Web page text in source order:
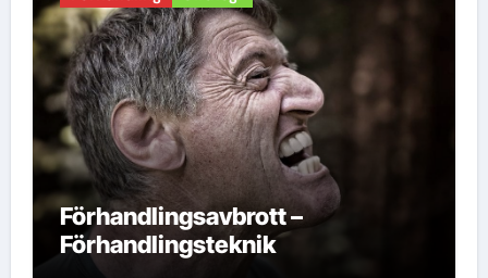
Förhandlingsavbrott –
Förhandlingsteknik